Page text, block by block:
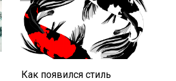
Как появился стиль